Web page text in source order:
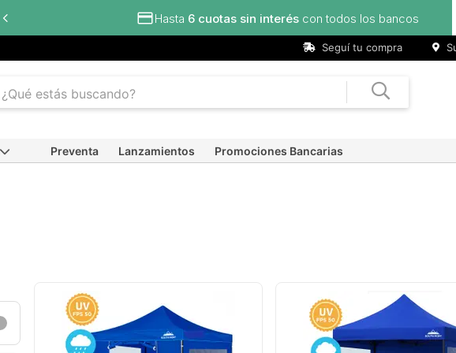
Seguí tu compra
Preventa Lanzamientos Promociones Bancarias